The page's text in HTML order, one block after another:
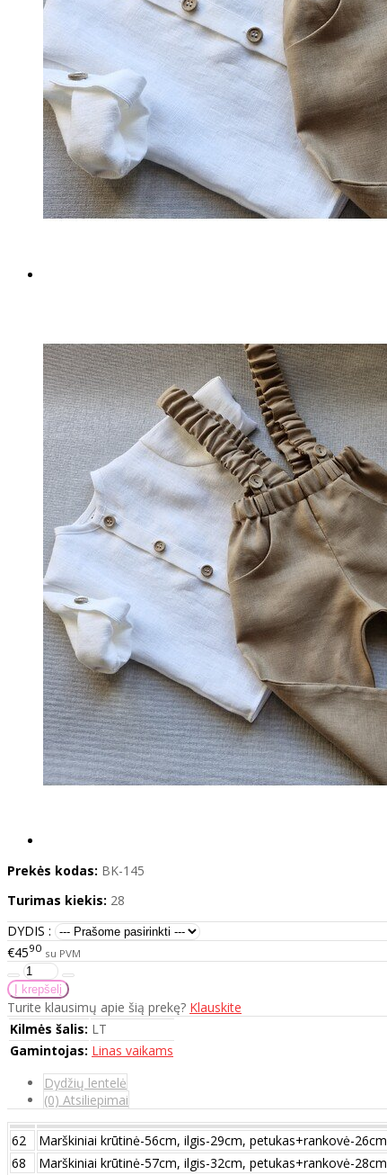
Prekės kodas: BK-145
Turimas kiekis: 28
DYDIS :
€4590 su PVM
Turite klausimų apie šią prekę? Klauskite
Kilmės šalis: LT
Gamintojas: Linas vaikams
Dydžių lentelė
(0) Atsiliepimai
62 Marškiniai krūtinė-56cm, ilgis-29cm, petukas+rankovė-26cm
68
Marškiniai krūtinė-57cm, ilgis-32cm, petukas+rankovė-28cm